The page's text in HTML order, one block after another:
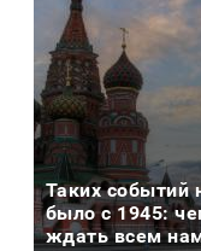
Таких событий
было с 1945:
ждать всем